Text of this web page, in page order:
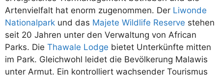
Artenvielfalt hat enorm zugenommen. Der Liwonde
Nationalpark und das Majete Wildlife Reserve stehen
seit 20 Jahren unter den Verwaltung von African
Parks. Die Thawale Lodge bietet Unterkünfte mitten
im Park. Gleichwohl leidet die Bevölkerung Malawis
unter Armut. Ein kontrolliert wachsender Tourismus